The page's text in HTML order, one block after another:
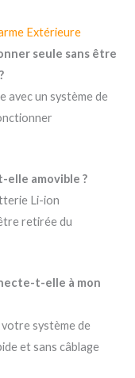
Extérieure
seule sans être
avec un système de
elle amovible ?
Li-ion
retirée du
t-elle à mon
votre système de
et sans câblage